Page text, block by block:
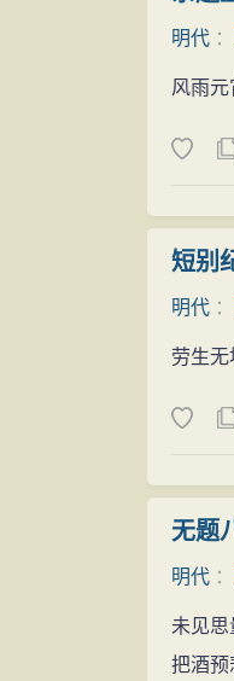
明代 ：
风雨元
短别
明代 ：
劳生无
无题
明代 ：
未见思
把酒预